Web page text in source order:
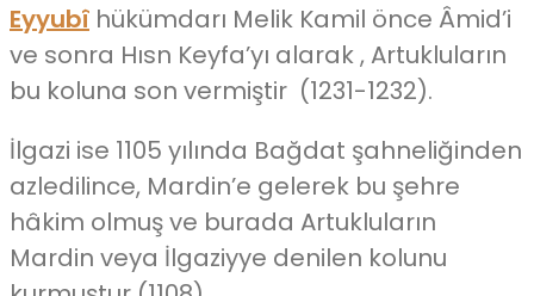
Eyyubî hükümdarı Melik Kamil önce Âmid’i
ve sonra Hısn Keyfa’yı alarak , Artukluların
bu koluna son vermiştir (1231-1232).
İlgazi ise 1105 yılında Bağdat şahneliğinden
azledilince, Mardin’e gelerek bu şehre
hâkim olmuş ve burada Artukluların
Mardin veya İlgaziyye denilen kolunu